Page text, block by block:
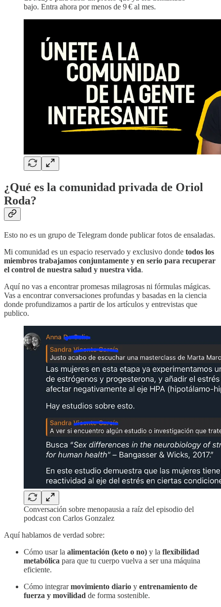
bajo. Entra ahora por menos de 9 € al mes.
¿Qué es la comunidad privada de Oriol
Roda?
Esto no es un grupo de Telegram donde publicar fotos de ensaladas.
Mi comunidad es un espacio reservado y exclusivo donde todos los
miembros trabajamos conjuntamente y en serio para recuperar
el control de nuestra salud y nuestra vida.
Aquí no vas a encontrar promesas milagrosas ni fórmulas mágicas.
Vas a encontrar conversaciones profundas y basadas en la ciencia
donde profundizamos a partir de los artículos y entrevistas que
publico.
Conversación sobre menopausia a raíz del episodio del
podcast con Carlos Gonzalez
Aquí hablamos de verdad sobre:
Cómo usar la alimentación (keto o no) y la flexibilidad
metabólica para que tu cuerpo vuelva a ser una máquina
eficiente.
Cómo integrarmovimiento diario y entrenamiento de
fuerza y movilidad de forma sostenible.